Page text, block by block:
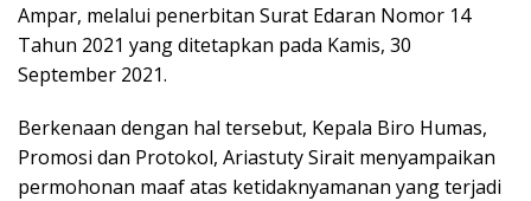
Ampar, melalui penerbitan Surat Edaran Nomor 14
Tahun 2021 yang ditetapkan pada Kamis, 30
September 2021.
Berkenaan dengan hal tersebut, Kepala Biro Humas,
Promosi dan Protokol, Ariastuty Sirait menyampaikan
permohonan maaf atas ketidaknyamanan yang terjadi